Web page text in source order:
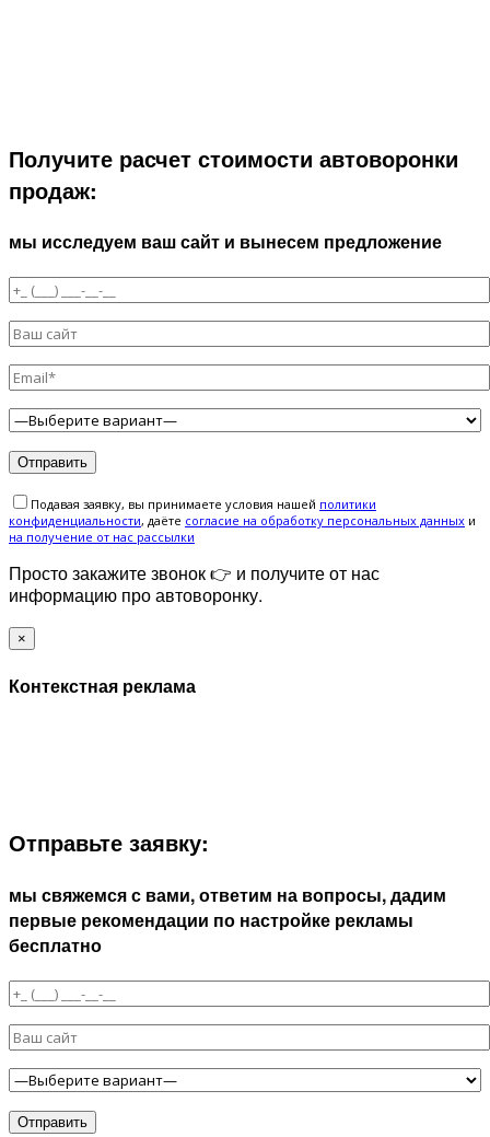
Получите расчет стоимости автоворонки
продаж:
мы исследуем ваш сайт и вынесем предложение
Подавая заявку, вы принимаете условия нашей политики
конфиденциальности, даёте cогласие на обработку персональных данных и
на получение от нас рассылки
Просто закажите звонок 👉 и получите от нас
информацию про автоворонку.
×
Контекстная реклама
Отправьте заявку:
мы свяжемся с вами, ответим на вопросы, дадим
первые рекомендации по настройке рекламы
бесплатно